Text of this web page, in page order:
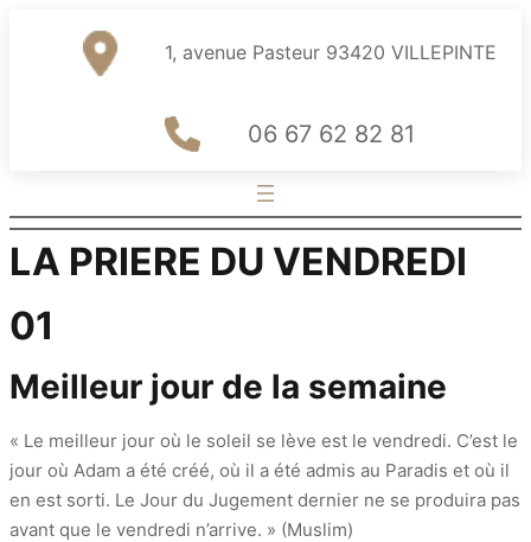
1, avenue Pasteur 93420 VILLEPINTE
06 67 62 82 81
LA PRIERE DU VENDREDI
01
Meilleur jour de la semaine
« Le meilleur jour où le soleil se lève est le vendredi. C’est le
jour où Adam a été créé, où il a été admis au Paradis et où il
en est sorti. Le Jour du Jugement dernier ne se produira pas
avant que le vendredi n’arrive. » (Muslim)